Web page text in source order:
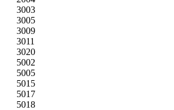
3003
3005
3009
3011
3020
5002
5005
5015
5017
5018